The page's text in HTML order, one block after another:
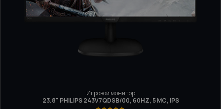
Игровой монитор
23.8" PHILIPS 243V7QDSB/00, 60HZ, 5 МС, IPS